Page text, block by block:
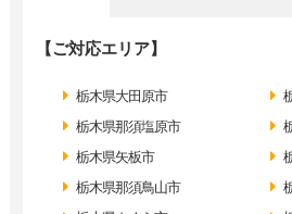
【ご対応エリア】
栃木県大田原市
栃木県那須塩原市
栃木県矢板市
栃木県那須鳥山市